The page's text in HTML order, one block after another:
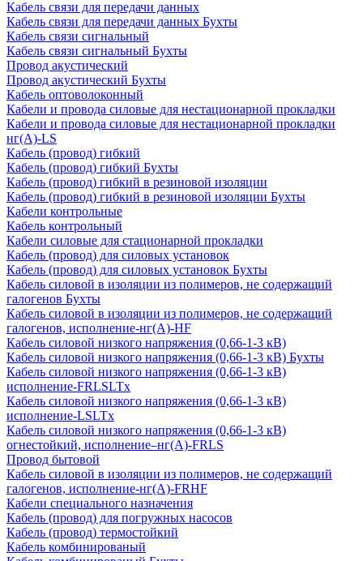
Кабель связи для передачи данных
Кабель связи для передачи данных Бухты
Кабель связи сигнальный
Кабель связи сигнальный Бухты
Провод акустический
Провод акустический Бухты
Кабель оптоволоконный
Кабели и провода силовые для нестационарной прокладки
Кабели и провода силовые для нестационарной прокладки
нг(А)-LS
Кабель (провод) гибкий
Кабель (провод) гибкий Бухты
Кабель (провод) гибкий в резиновой изоляции
Кабель (провод) гибкий в резиновой изоляции Бухты
Кабели контрольные
Кабель контрольный
Кабели силовые для стационарной прокладки
Кабель (провод) для силовых установок
Кабель (провод) для силовых установок Бухты
Кабель силовой в изоляции из полимеров, не содержащий
галогенов Бухты
Кабель силовой в изоляции из полимеров, не содержащий
галогенов, исполнение-нг(А)-HF
Кабель силовой низкого напряжения (0,66-1-3 кВ)
Кабель силовой низкого напряжения (0,66-1-3 кВ) Бухты
Кабель силовой низкого напряжения (0,66-1-3 кВ)
исполнение-FRLSLTx
Кабель силовой низкого напряжения (0,66-1-3 кВ)
исполнение-LSLTx
Кабель силовой низкого напряжения (0,66-1-3 кВ)
огнестойкий, исполнение–нг(А)-FRLS
Провод бытовой
Кабель силовой в изоляции из полимеров, не содержащий
галогенов, исполнение-нг(А)-FRHF
Кабели специального назначения
Кабель (провод) для погружных насосов
Кабель (провод) термостойкий
Кабель комбинированый